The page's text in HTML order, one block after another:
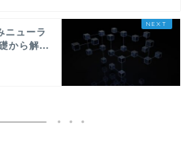
ニューラ
から解...